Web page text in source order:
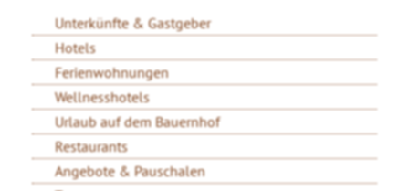
Unterkünfte & Gastgeber
Hotels
Ferienwohnungen
Wellnesshotels
Urlaub auf dem Bauernhof
Restaurants
Angebote & Pauschalen